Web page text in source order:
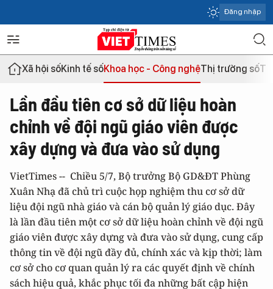
Đăng nhập
Xã hội sốKinh tế sốKhoa học - Công nghệThị trường số
Lần đầu tiên cơ sở dữ liệu hoàn
chỉnh về đội ngũ giáo viên được
xây dựng và đưa vào sử dụng
VietTimes -- Chiều 5/7, Bộ trưởng Bộ GD&ĐT Phùng
Xuân Nhạ đã chủ trì cuộc họp nghiệm thu cơ sở dữ
liệu đội ngũ nhà giáo và cán bộ quản lý giáo dục. Đây
là lần đầu tiên một cơ sở dữ liệu hoàn chỉnh về đội ngũ
giáo viên được xây dựng và đưa vào sử dụng, cung cấp
thông tin về đội ngũ đầy đủ, chính xác và kịp thời; làm
cơ sở cho cơ quan quản lý ra các quyết định về chính
sách hiệu quả, khắc phục tối đa những bất cập hiện